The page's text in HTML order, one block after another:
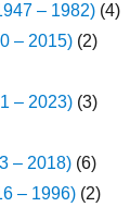
– 1982) (4)
– 2015) (2)
– 2023) (3)
– 2018) (6)
– 1996) (2)